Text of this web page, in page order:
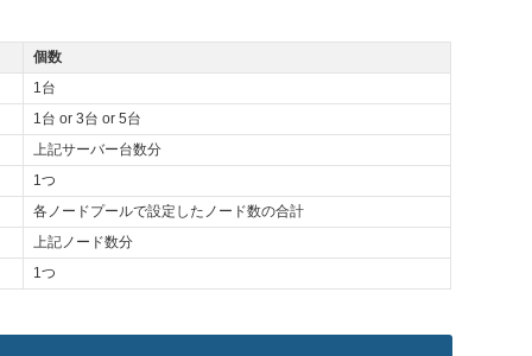
個数
1台
1台 or 3台 or 5台
上記サーバー台数分
1つ
各ノードプールで設定したノード数の合計
上記ノード数分
1つ